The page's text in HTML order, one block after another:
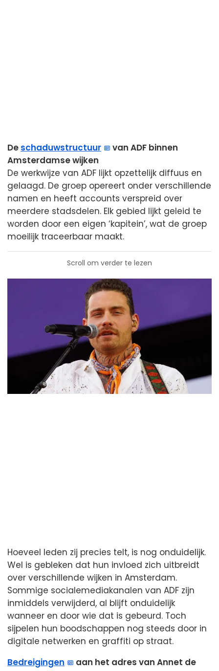
De schaduwstructuur
van ADF binnen
Amsterdamse wijken
De werkwijze van ADF lijkt opzettelijk diffuus en
gelaagd. De groep opereert onder verschillende
namen en heeft accounts verspreid over
meerdere stadsdelen. Elk gebied lijkt geleid te
worden door een eigen ‘kapitein’, wat de groep
moeilijk traceerbaar maakt.
Scroll om verder te lezen
Hoeveel leden zij precies telt, is nog onduidelijk.
Wel is gebleken dat hun invloed zich uitbreidt
over verschillende wijken in Amsterdam.
Sommige socialemediakanalen van ADF zijn
inmiddels verwijderd, al blijft onduidelijk
wanneer en door wie dat is gebeurd. Toch
sijpelen hun boodschappen nog steeds door in
digitale netwerken en graffiti op straat.
Bedreigingen
aan het adres van Annet de